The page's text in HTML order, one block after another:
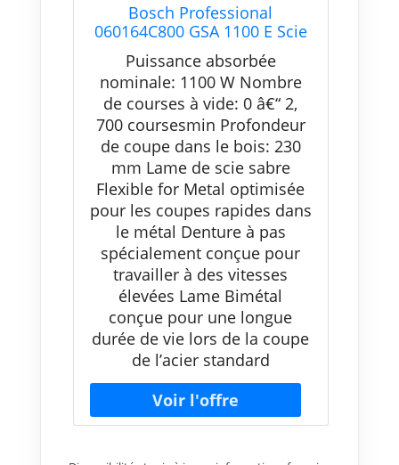
Bosch Professional
060164C800 GSA 1100 E Scie
sabre, 1100 W Coffret, Bleu +
5 pièces Lame de scie sabre
S 922 BF Flexible for Metal
(pour le métal, 150 x 19 x 0,9
mm, Accessoires scie
alternative)
Puissance absorbée
nominale: 1100 W Nombre
de courses à vide: 0 â€“ 2,
700 coursesmin Profondeur
de coupe dans le bois: 230
mm Lame de scie sabre
Flexible for Metal optimisée
pour les coupes rapides dans
le métal Denture à pas
spécialement conçue pour
travailler à des vitesses
élevées Lame Bimétal
conçue pour une longue
durée de vie lors de la coupe
de l’acier standard